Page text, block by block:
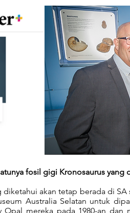
fosil gigi Kronosaurus yang
akan tetap berada di
Australia Selatan untuk
mereka pada 1980-an dan